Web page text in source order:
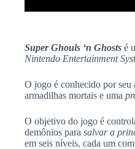
Super Ghouls ‘n Ghosts é
Nintendo Entertainment
O jogo é conhecido por
armadilhas mortais e uma
O objetivo do jogo é
demônios para salvar a
em seis níveis, cada um